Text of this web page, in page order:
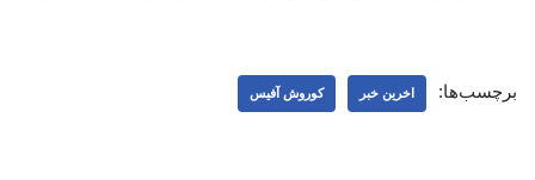
برچسب‌ها: اخرین خبر کوروش آفیس